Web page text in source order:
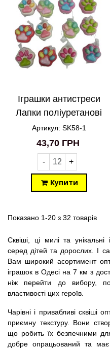
Іграшки антистреси
Лапки поліуретанові
SK58-1
Артикул: SK58-1
43,70 ГРН
- +
Купити
Показано 1-20 з 32 товарів
Сквіші, ці милі та
серед дітей та дорослих. І
Вам широкий асортимент
іграшок в Одесі на 7 км з
ніж перейти до вибору,
властивості цих героїв.
Чарівні і привабливі сквіші
приємну текстуру. Вони
що робить їх безпечними
добре опрацьований та